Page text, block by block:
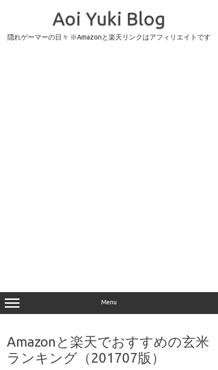
Aoi Yuki Blog
隠れゲーマーの日々 ※Amazonと楽天リンクはアフィリエイトです
Menu
Amazonと楽天でおすすめの玄米
ランキング（201707版）